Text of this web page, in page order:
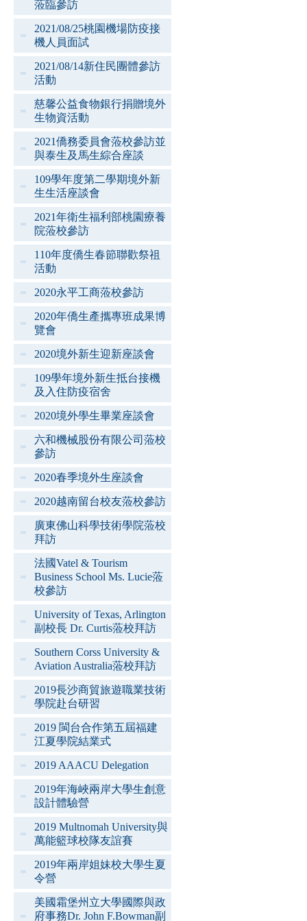
蒞臨參訪
2021/08/25桃園機場防疫接
機人員面試
2021/08/14新住民團體參訪
活動
慈馨公益食物銀行捐贈境外
生物資活動
2021僑務委員會蒞校參訪並
與泰生及馬生綜合座談
109學年度第二學期境外新
生生活座談會
2021年衛生福利部桃園療養
院蒞校參訪
110年度僑生春節聯歡祭祖
活動
2020永平工商蒞校參訪
2020年僑生產攜專班成果博
覽會
2020境外新生迎新座談會
109學年境外新生抵台接機
及入住防疫宿舍
2020境外學生畢業座談會
六和機械股份有限公司蒞校
參訪
2020春季境外生座談會
2020越南留台校友蒞校參訪
廣東佛山科學技術學院蒞校
拜訪
法國Vatel & Tourism
Business School Ms. Lucie蒞
校參訪
University of Texas, Arlington
副校長 Dr. Curtis蒞校拜訪
Southern Corss University &
Aviation Australia蒞校拜訪
2019長沙商貿旅遊職業技術
學院赴台研習
2019 閩台合作第五屆福建
江夏學院結業式
2019 AAACU Delegation
2019年海峽兩岸大學生創意
設計體驗營
2019 Multnomah University與
萬能籃球校隊友誼賽
2019年兩岸姐妹校大學生夏
令營
美國霜堡州立大學國際與政
府事務Dr. John F.Bowman副